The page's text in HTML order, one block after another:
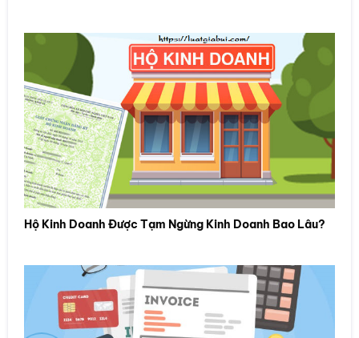
Hộ Kinh Doanh Được Tạm Ngừng Kinh Doanh Bao Lâu?